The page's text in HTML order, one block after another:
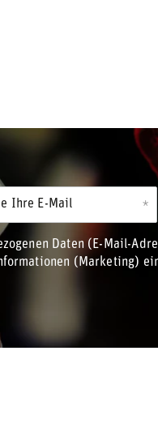
Ihre E-Mail
Daten (E-Mail-
(Marketing)